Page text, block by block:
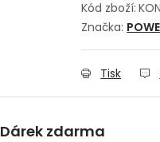
Kód zboží:
Značka:
Tisk
Dárek zdarma